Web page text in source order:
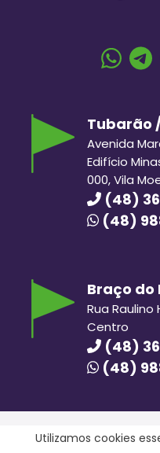
Tubarão
Avenida
Edifício
000, Vila
(48)
(48)
Braço do
Rua Raulino
Centro
(48)
(48)
Utilizamos cookies